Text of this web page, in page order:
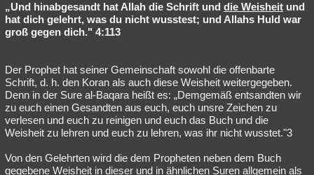
„Und hinabgesandt hat Allah die Schrift und die Weisheit und
hat dich gelehrt, was du nicht wusstest; und Allahs Huld war
groß gegen dich." 4:113
Der Prophet hat seiner Gemeinschaft sowohl die offenbarte
Schrift, d. h. den Koran als auch diese Weisheit weitergegeben.
Denn in der Sure al-Baqara heißt es: „Demgemäß entsandten wir
zu euch einen Gesandten aus euch, euch unsre Zeichen zu
verlesen und euch zu reinigen und euch das Buch und die
Weisheit zu lehren und euch zu lehren, was ihr nicht wusstet."3
Von den Gelehrten wird die dem Propheten neben dem Buch
gegebene Weisheit in dieser und in ähnlichen Suren allgemein als